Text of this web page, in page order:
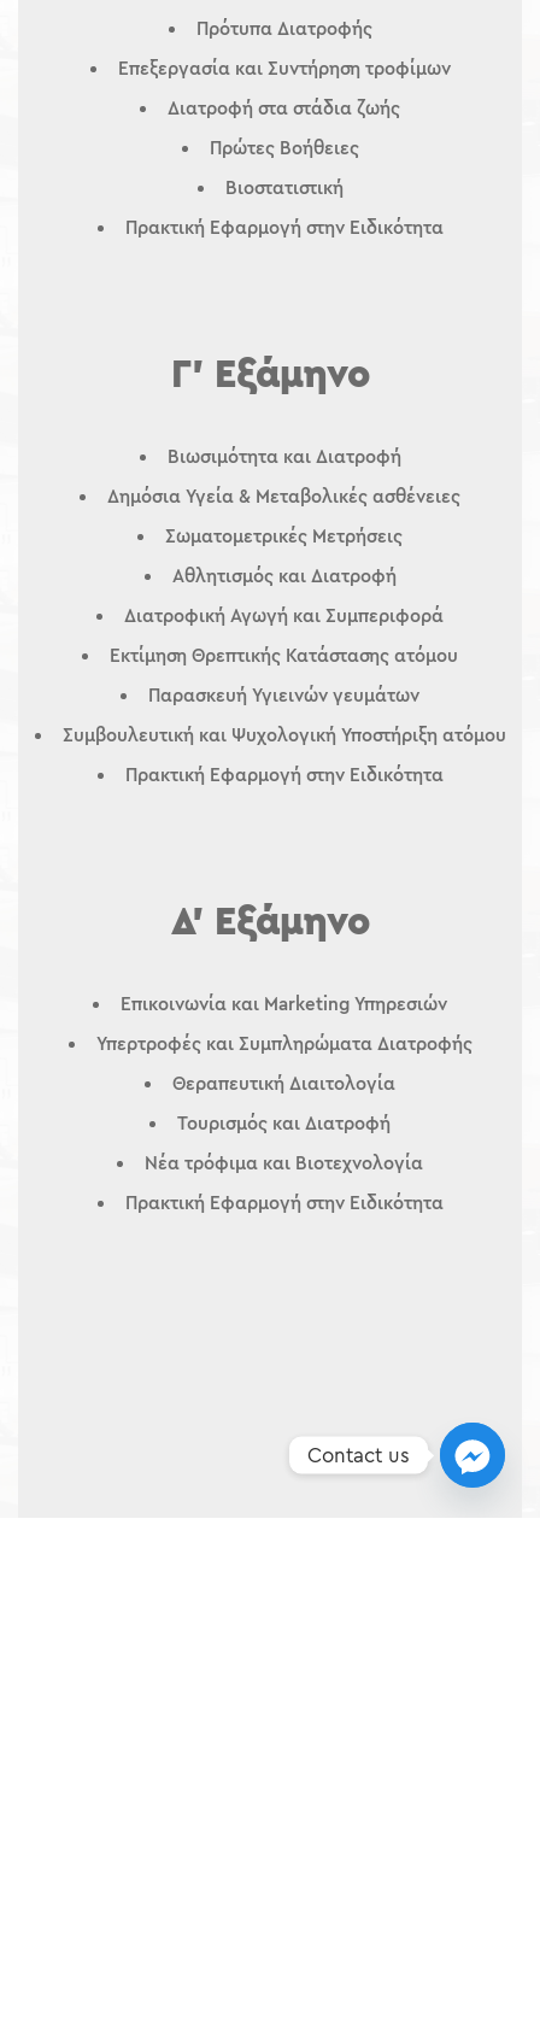
Πρότυπα Διατροφής
Επεξεργασία και Συντήρηση τροφίμων
Διατροφή στα στάδια ζωής
Πρώτες Βοήθειες
Βιοστατιστική
Πρακτική Εφαρμογή στην Ειδικότητα
Γ’ Εξάμηνο
Βιωσιμότητα και Διατροφή
Δημόσια Υγεία & Μεταβολικές ασθένειες
Σωματομετρικές Μετρήσεις
Αθλητισμός και Διατροφή
Διατροφική Αγωγή και Συμπεριφορά
Εκτίμηση Θρεπτικής Κατάστασης ατόμου
Παρασκευή Υγιεινών γευμάτων
Συμβουλευτική και Ψυχολογική Υποστήριξη ατόμου
Πρακτική Εφαρμογή στην Ειδικότητα
Δ’ Εξάμηνο
Επικοινωνία και Marketing Υπηρεσιών
Υπερτροφές και Συμπληρώματα Διατροφής
Θεραπευτική Διαιτολογία
Τουρισμός και Διατροφή
Νέα τρόφιμα και Βιοτεχνολογία
Πρακτική Εφαρμογή στην Ειδικότητα
Contact us